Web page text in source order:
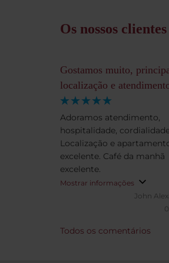
Os nossos
Gostamos muito,
localização e
Adoramos atendimento,
hospitalidade,
Localização e
excelente. Café da manhã
excelente.
Mostrar informações
John
Todos os comentários